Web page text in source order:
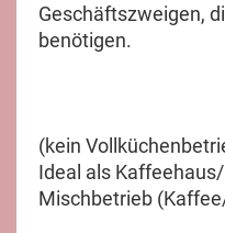
Geschäftszweigen,
benötigen.
(kein
Ideal als
Mischbetrieb